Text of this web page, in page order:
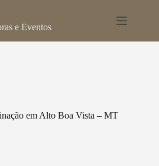
e Eventos
em Alto Boa Vista – MT